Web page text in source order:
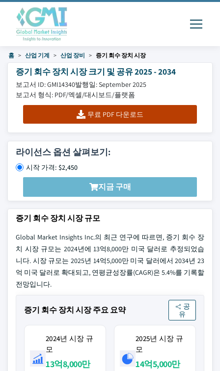
홈 산업 기계 산업 장비 증기 회수 장치 시장
증기 회수 장치 시장 크기 및 공유 2025 - 2034
보고서 ID: GMI14340발행일: September 2025
보고서 형식: PDF/엑셀/대시보드/플랫폼
무료 PDF 다운로드
라이선스 옵션 살펴보기:
시작 가격: $2,450
지금 구매
증기 회수 장치 시장 규모
Global Market Insights Inc.의 최근 연구에 따르면, 증기 회수 장
치 시장 규모는 2024년에 13억8,000만 미국 달러로 추정되었습
니다. 시장 규모는 2025년 14억5,000만 미국 달러에서 2034년 23
억 미국 달러로 확대되고, 연평균성장률(CAGR)은 5.4%를 기록할
전망입니다.
증기 회수 장치 시장 주요 요약
공
유
2024년 시장 규
모
13억8,000만
2025년 시장 규
모
14억5,000만